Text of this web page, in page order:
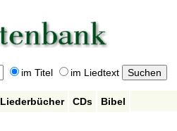
im Titel im Liedtext
Liederbücher CDs
Bibel